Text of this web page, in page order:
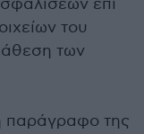
επί
του
των
παράγραφο της